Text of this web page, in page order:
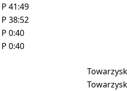
P 41:49
P 38:52
P 0:40
P 0:40